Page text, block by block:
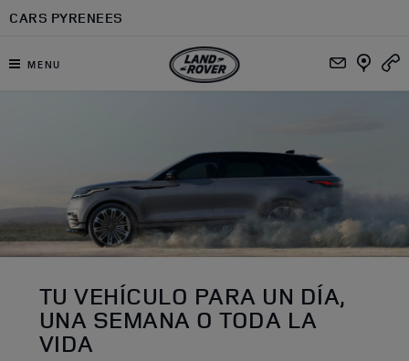
Ir al contenido principal
CARS PYRENEES
MENU
TU VEHÍCULO PARA UN DÍA,
UNA SEMANA O TODA LA
VIDA